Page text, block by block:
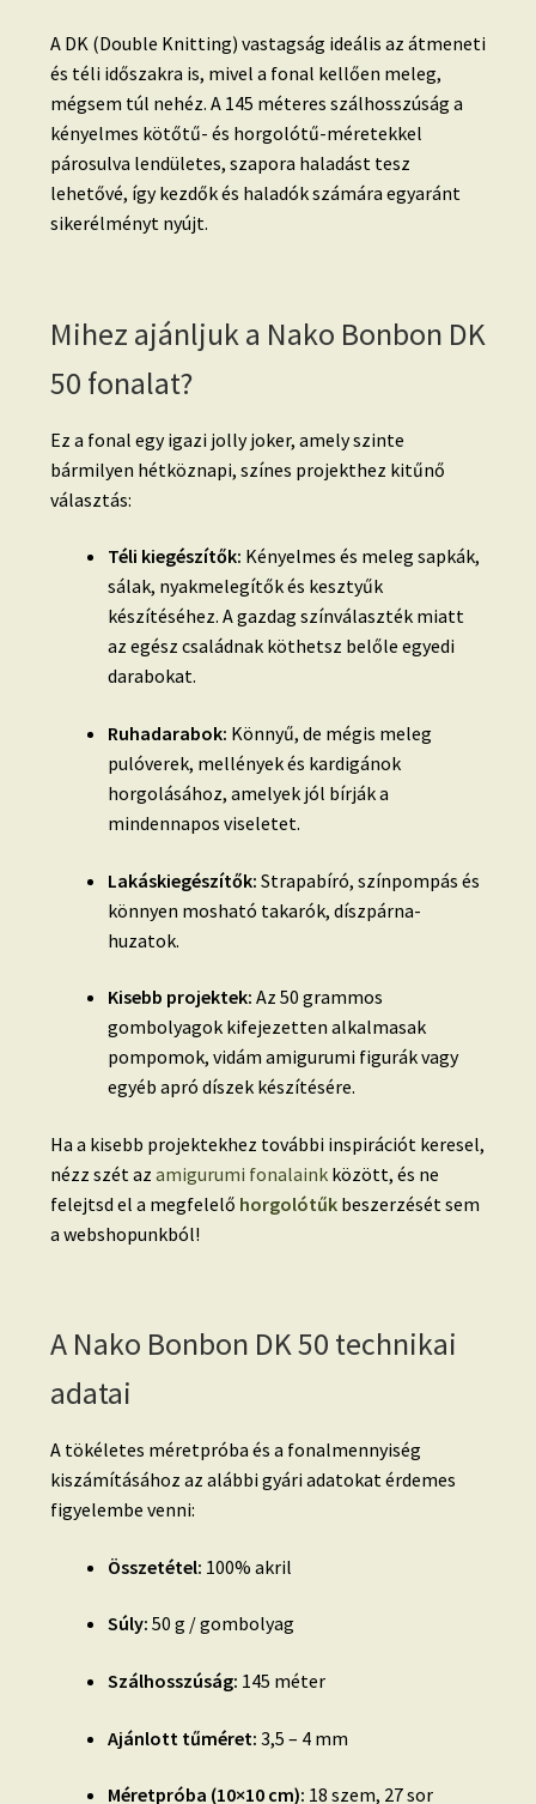
A DK (Double Knitting) vastagság ideális az átmeneti
és téli időszakra is, mivel a fonal kellően meleg,
mégsem túl nehéz. A 145 méteres szálhosszúság a
kényelmes kötőtű- és horgolótű-méretekkel
párosulva lendületes, szapora haladást tesz
lehetővé, így kezdők és haladók számára egyaránt
sikerélményt nyújt.
Mihez ajánljuk a Nako Bonbon DK
50 fonalat?
Ez a fonal egy igazi jolly joker, amely szinte
bármilyen hétköznapi, színes projekthez kitűnő
választás:
Téli kiegészítők: Kényelmes és meleg sapkák,
sálak, nyakmelegítők és kesztyűk
készítéséhez. A gazdag színválaszték miatt
az egész családnak köthetsz belőle egyedi
darabokat.
Ruhadarabok: Könnyű, de mégis meleg
pulóverek, mellények és kardigánok
horgolásához, amelyek jól bírják a
mindennapos viseletet.
Lakáskiegészítők: Strapabíró, színpompás és
könnyen mosható takarók, díszpárna-
huzatok.
Kisebb projektek: Az 50 grammos
gombolyagok kifejezetten alkalmasak
pompomok, vidám amigurumi figurák vagy
egyéb apró díszek készítésére.
Ha a kisebb projektekhez további inspirációt keresel,
nézz szét az amigurumi fonalainkközött, és ne
felejtsd el a megfelelő horgolótűkbeszerzését sem
a webshopunkból!
A Nako Bonbon DK 50 technikai
adatai
A tökéletes méretpróba és a fonalmennyiség
kiszámításához az alábbi gyári adatokat érdemes
figyelembe venni:
Összetétel: 100% akril
Súly: 50 g / gombolyag
Szálhosszúság: 145 méter
Ajánlott tűméret: 3,5 – 4 mm
Méretpróba (10×10 cm): 18 szem, 27 sor